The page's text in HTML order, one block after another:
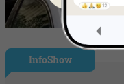
InfoShow